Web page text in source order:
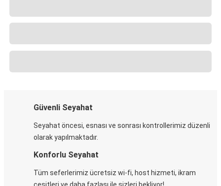
Güvenli Seyahat
Seyahat öncesi, esnası ve sonrası kontrollerimiz düzenli
olarak yapılmaktadır.
Konforlu Seyahat
Tüm seferlerimiz ücretsiz wi-fi, host hizmeti, ikram